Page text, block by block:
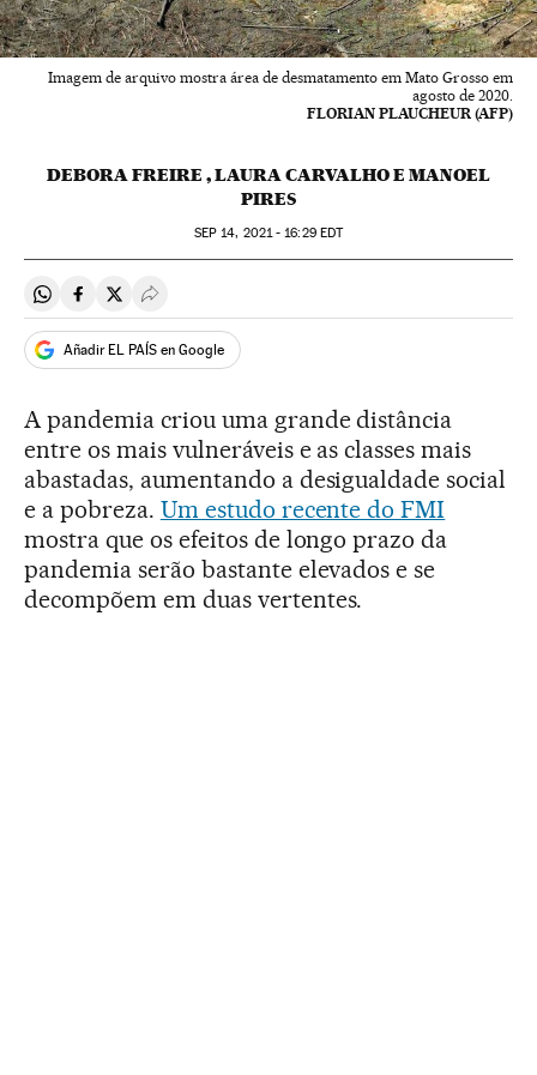
Imagem de arquivo mostra área de desmatamento em Mato Grosso em
agosto de 2020.
FLORIAN PLAUCHEUR (AFP)
DEBORA FREIRE , LAURA CARVALHO E MANOEL
PIRES
SEP 14, 2021 - 16:29EDT
Compartir en Whatsapp
Compartir en Facebook
Compartir en Twitter
Desplegar Redes Sociales
Añadir EL PAÍS en Google
A pandemia criou uma grande distância
entre os mais vulneráveis e as classes mais
abastadas, aumentando a desigualdade social
e a pobreza. Um estudo recente do FMI
mostra que os efeitos de longo prazo da
pandemia serão bastante elevados e se
decompõem em duas vertentes.